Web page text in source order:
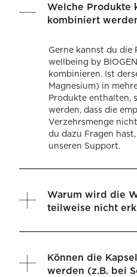
Welche Produkte
kombiniert
Gerne kannst du
wellbeing by
kombinieren. Ist
Magnesium) in
Produkte enthalten,
werden, dass die
Verzehrsmenge
du dazu Fragen
unseren Support.
Warum wird die
teilweise nicht
Können die
werden (z.B. bei